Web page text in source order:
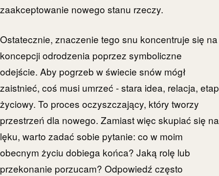
zaakceptowanie nowego stanu rzeczy.
Ostatecznie, znaczenie tego snu koncentruje się na
koncepcji odrodzenia poprzez symboliczne
odejście. Aby pogrzeb w świecie snów mógł
zaistnieć, coś musi umrzeć - stara idea, relacja, etap
życiowy. To proces oczyszczający, który tworzy
przestrzeń dla nowego. Zamiast więc skupiać się na
lęku, warto zadać sobie pytanie: co w moim
obecnym życiu dobiega końca? Jaką rolę lub
przekonanie porzucam? Odpowiedź często